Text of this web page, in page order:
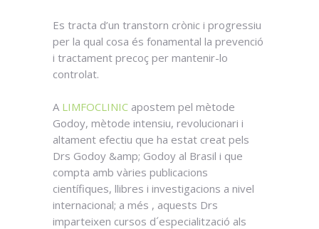
Es tracta d’un transtorn crònic i progressiu
per la qual cosa és fonamental la prevenció
i tractament precoç per mantenir-lo
controlat.
A LIMFOCLINIC apostem pel mètode
Godoy, mètode intensiu, revolucionari i
altament efectiu que ha estat creat pels
Drs Godoy &amp; Godoy al Brasil i que
compta amb vàries publicacions
científiques, llibres i investigacions a nivel
internacional; a més , aquests Drs
imparteixen cursos d´especialització als